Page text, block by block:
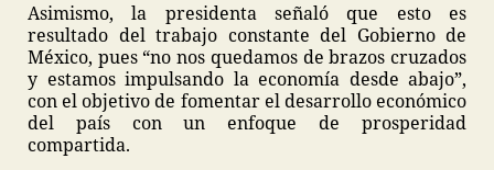
Asimismo, la presidenta señaló que esto es
resultado del trabajo constante del Gobierno de
México, pues “no nos quedamos de brazos cruzados
y estamos impulsando la economía desde abajo”,
con el objetivo de fomentar el desarrollo económico
del país con un enfoque de prosperidad
compartida.